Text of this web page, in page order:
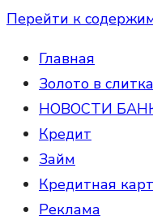
Перейти к
Главная
Золото в
НОВОСТИ
Кредит
Займ
Кредитная
Реклама